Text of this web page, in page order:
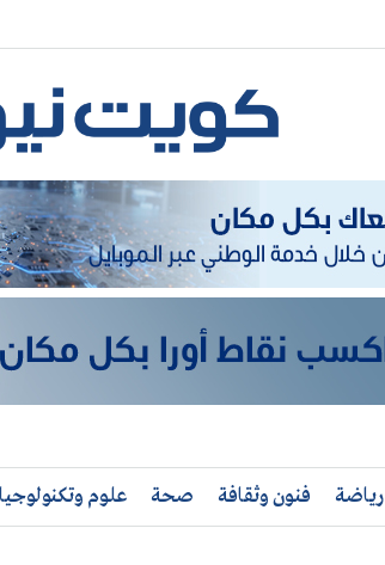
رياضة فنون وثقافة صحة علوم وتكنولوجيا